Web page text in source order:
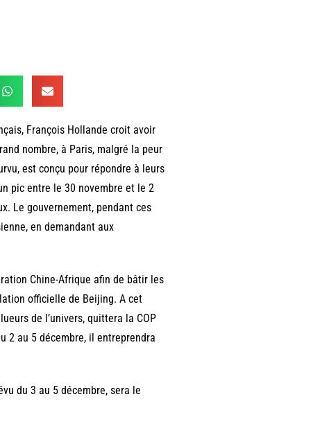
François Hollande croit avoir
nombre, à Paris, malgré la peur
est conçu pour répondre à leurs
pic entre le 30 novembre et le 2
Le gouvernement, pendant ces
en demandant aux
Chine-Afrique afin de bâtir les
officielle de Beijing. A cet
de l’univers, quittera la COP
2 au 5 décembre, il entreprendra
du 3 au 5 décembre, sera le